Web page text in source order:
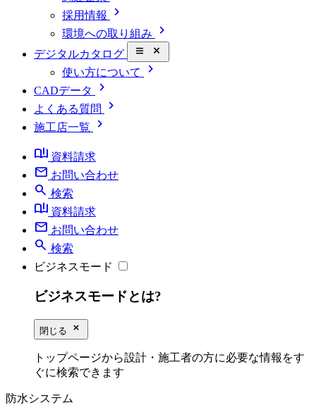
採用情報 chevron_right
環境への取り組み chevron_right
デジタルカタログ close_small
使い方について chevron_right
CADデータ chevron_right
よくある質問 chevron_right
施工店一覧
chevron_right
book_ribbon 資料請求
mail お問い合わせ
search 検索
book_ribbon 資料請求
mail お問い合わせ
search 検索
ビジネスモード
ビジネスモードとは?
閉じる close_small
トップページから設計・施工者の方に必要な情報をす
ぐに検索できます
防水システム